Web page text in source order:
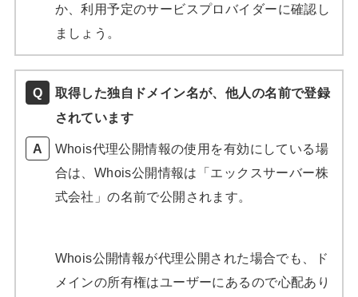
か、利用予定のサービスプロバイダーに確認し
ましょう。
取得した独自ドメイン名が、他人の名前で登録
されています
Whois代理公開情報の使用を有効にしている場
合は、Whois公開情報は「エックスサーバー株
式会社」の名前で公開されます。
Whois公開情報が代理公開された場合でも、ド
メインの所有権はユーザーにあるので心配あり